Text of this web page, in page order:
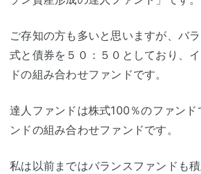
ご存知の方も多いと思いますが、バ
式と債券を５０：５０としており、
ドの組み合わせファンドです。
達人ファンドは株式100％のファン
ンドの組み合わせファンドです。
私は以前まではバランスファンドも